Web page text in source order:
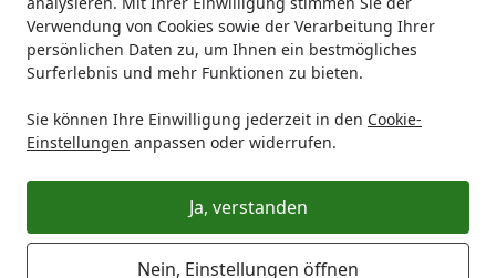
Verwendung von Cookies sowie der Verarbeitung Ihrer
persönlichen Daten zu, um Ihnen ein bestmögliches
Surferlebnis und mehr Funktionen zu bieten.
Sie können Ihre Einwilligung jederzeit in den Cookie-
Einstellungen anpassen oder widerrufen.
Ja, verstanden
Nein, Einstellungen öffnen
elegantem Designin blau, 25L
großes Volumen